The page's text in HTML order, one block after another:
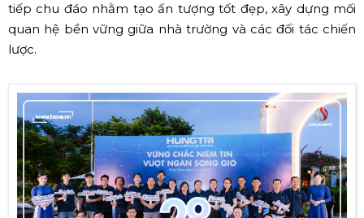
tiếp chu đáo nhằm tạo ấn tượng tốt đẹp, xây dựng mối
quan hệ bền vững giữa nhà trường và các đối tác chiến
lược.